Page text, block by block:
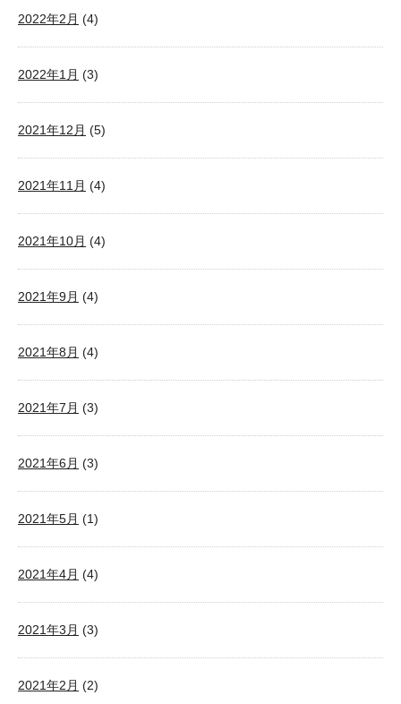
2022年2月 (4)
2022年1月 (3)
2021年12月 (5)
2021年11月 (4)
2021年10月 (4)
2021年9月 (4)
2021年8月 (4)
2021年7月 (3)
2021年6月 (3)
2021年5月 (1)
2021年4月 (4)
2021年3月 (3)
2021年2月 (2)